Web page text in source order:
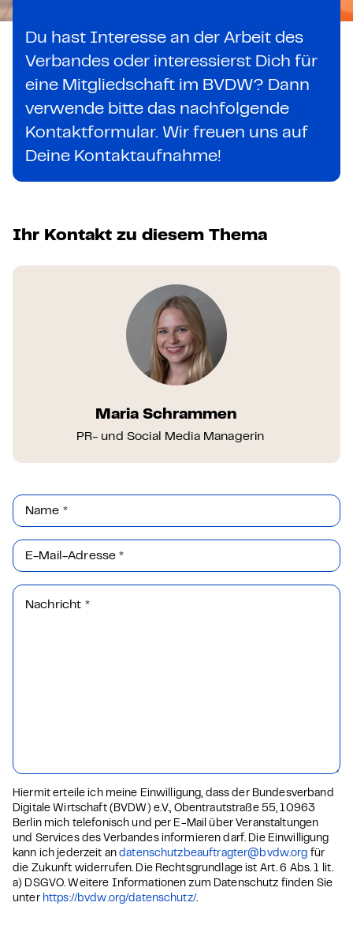
Du hast Interesse an der Arbeit des
Verbandes oder interessierst Dich für
eine Mitgliedschaft im BVDW? Dann
verwende bitte das nachfolgende
Kontaktformular. Wir freuen uns auf
Deine Kontaktaufnahme!
Ihr Kontakt zu diesem Thema
Maria Schrammen
PR- und Social Media Managerin
Name *
E-Mail-Adresse*
Nachricht *
Hiermit erteile ich meine Einwilligung, dass der Bundesverband
Digitale Wirtschaft (BVDW) e.V., Obentrautstraße 55, 10963
Berlin mich telefonisch und per E-Mail über Veranstaltungen
und Services des Verbandes informieren darf. Die Einwilligung
kann ich jederzeit andatenschutzbeauftragter@bvdw.org für
die Zukunft widerrufen. Die Rechtsgrundlage ist Art. 6 Abs. 1 lit.
a) DSGVO. Weitere Informationen zum Datenschutz finden Sie
unter https://bvdw.org/datenschutz/.